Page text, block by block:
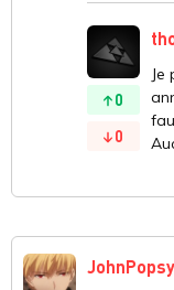
0
0
Je
JohnPopsy